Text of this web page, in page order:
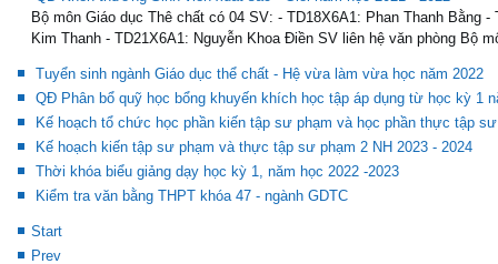
Bộ môn Giáo dục Thê chất có 04 SV: - TD18X6A1: Phan Thanh Bằng
Kim Thanh - TD21X6A1: Nguyễn Khoa Điền SV liên hệ văn phòng Bộ
Tuyển sinh ngành Giáo dục thể chất - Hệ vừa làm vừa học năm 2022
QĐ Phân bổ quỹ học bổng khuyến khích học tập áp dụng từ học kỳ 1
Kế hoạch tổ chức học phần kiến tập sư phạm và học phần thực tập
Kế hoạch kiến tập sư phạm và thực tập sư phạm 2 NH 2023 - 2024
Thời khóa biểu giảng dạy học kỳ 1, năm học 2022 -2023
Kiểm tra văn bằng THPT khóa 47 - ngành GDTC
Start
Prev